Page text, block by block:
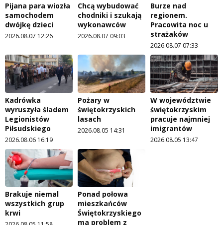
Pijana para wiozła
samochodem
dwójkę dzieci
2026.08.07 12:26
Chcą wybudować
chodniki i szukają
wykonawców
2026.08.07 09:03
Burze nad
regionem.
Pracowita noc u
strażaków
2026.08.07 07:33
Kadrówka
wyruszyła śladem
Legionistów
Piłsudskiego
2026.08.06 16:19
Pożary w
świętokrzyskich
lasach
2026.08.05 14:31
W województwie
świętokrzyskim
pracuje najmniej
imigrantów
2026.08.05 13:47
Brakuje niemal
wszystkich grup
krwi
Ponad połowa
mieszkańców
Świętokrzyskiego
ma problem z